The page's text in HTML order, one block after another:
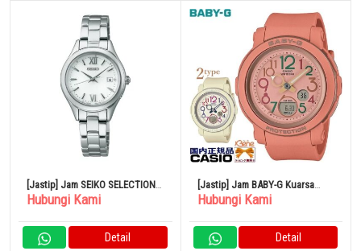
[Jastip] Jam SEIKO SELECTION
SWFH131 Radio Solar
Hubungi Kami
Detail
[Jastip] Jam BABY-G Kuarsa
Analog Digital Kronograf
Hubungi Kami
Detail